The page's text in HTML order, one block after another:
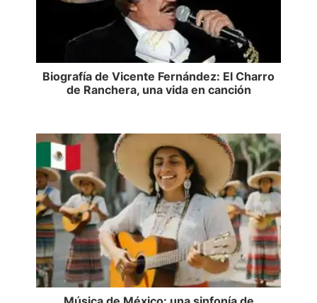
Biografía de Vicente Fernández: El Charro
de Ranchera, una vida en canción